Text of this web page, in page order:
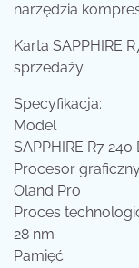
narzędzia
Karta SAPPHIRE
sprzedaży.
Specyfikacja:
Model
SAPPHIRE R7 240
Procesor
Oland Pro
Proces
28 nm
Pamięć